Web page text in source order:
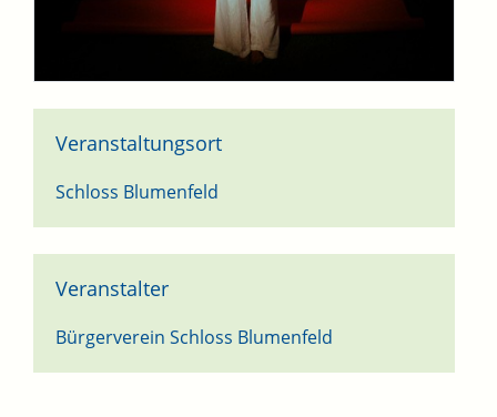
Veranstaltungsort
Schloss Blumenfeld
Veranstalter
Bürgerverein Schloss Blumenfeld